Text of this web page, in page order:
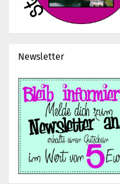
Newsletter